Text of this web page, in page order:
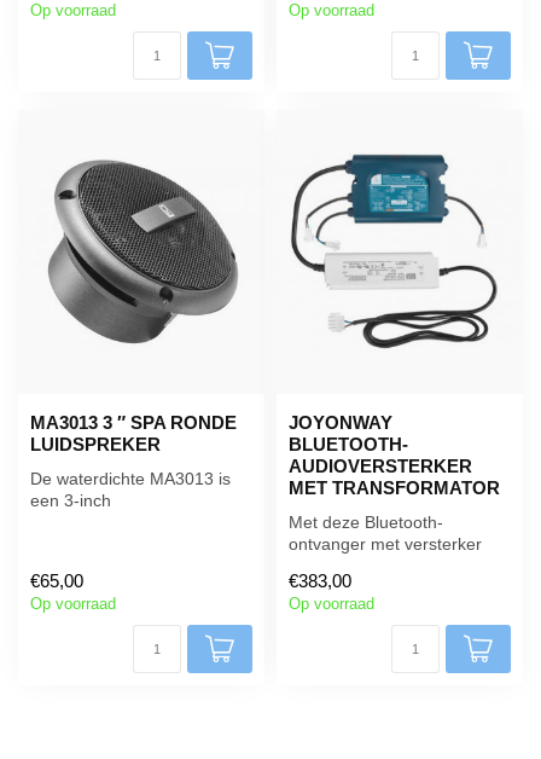
Op voorraad Op voorraad
MA3013 3 ″ SPA RONDE
LUIDSPREKER
De waterdichte MA3013 is
een 3-inch
€65,00
Op voorraad
JOYONWAY
BLUETOOTH-
AUDIOVERSTERKER
MET TRANSFORMATOR
Met deze Bluetooth-
ontvanger met versterker
uw spa b...
€383,00
Op voorraad